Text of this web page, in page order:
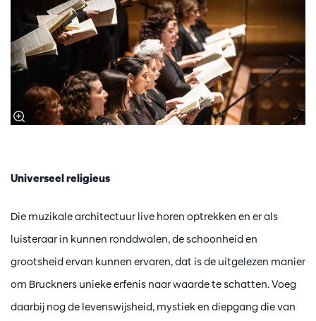
Universeel religieus
Die muzikale architectuur live horen optrekken en er als
luisteraar in kunnen ronddwalen, de schoonheid en
grootsheid ervan kunnen ervaren, dat is de uitgelezen manier
om Bruckners unieke erfenis naar waarde te schatten. Voeg
daarbij nog de levenswijsheid, mystiek en diepgang die van